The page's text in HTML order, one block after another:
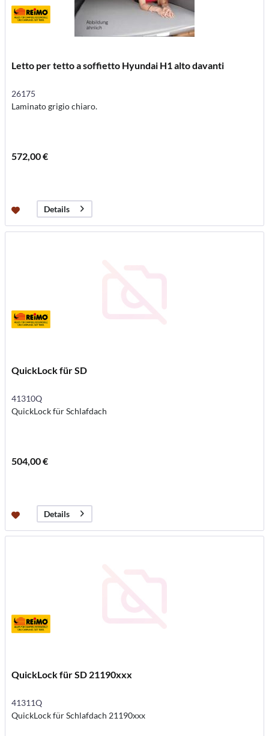
Letto per tetto a soffietto Hyundai H1 alto davanti
26175
Laminato grigio chiaro.
572,00 €
Details
QuickLock für SD
41310Q
QuickLock für Schlafdach
504,00 €
Details
QuickLock für SD 21190xxx
41311Q
QuickLock für Schlafdach 21190xxx